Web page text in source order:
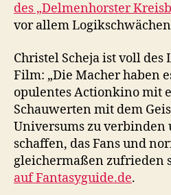
des „Delmenhorster
vor allem
Christel Scheja ist voll des
Film: „Die Macher haben
opulentes Actionkino mit
Schauwerten mit dem
Universums zu verbinden
schaffen, das Fans und
gleichermaßen zufrieden
auf Fantasyguide.de.